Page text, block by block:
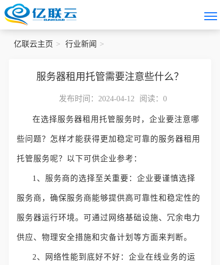
亿联云主页 行业新闻
服务器租用托管需要注意些什么？
发布时间：2024-04-12 阅读： 0
在选择服务器租用托管服务时，企业要注意哪
些问题？怎样才能获得更加稳定可靠的服务器租用
托管服务呢？以下可供企业参考：
1、服务商的选择至关重要：企业要谨慎选择
服务商，确保服务商能够提供高可靠性和稳定性的
服务器运行环境。可通过网络基础设施、冗余电力
供应、物理安全措施和灾备计划等方面来判断。
2、网络性能到底好不好：企业在线业务的运